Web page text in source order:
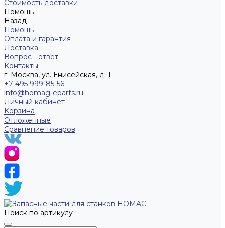
Стоимость доставки
Помощь
Назад
Помощь
Оплата и гарантия
Доставка
Вопрос - ответ
Контакты
г. Москва, ул. Енисейская, д. 1
+7 495 999-85-56
info@homag-eparts.ru
Личный кабинет
Корзина
Отложенные
Сравнение товаров
Поиск по артикулу